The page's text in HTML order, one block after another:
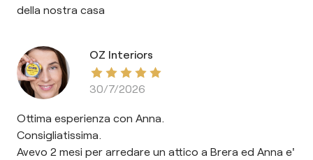
della nostra casa
OZ Interiors
30/7/2026
Ottima esperienza con Anna.
Consigliatissima.
Avevo 2 mesi per arredare un attico a Brera ed Anna e'